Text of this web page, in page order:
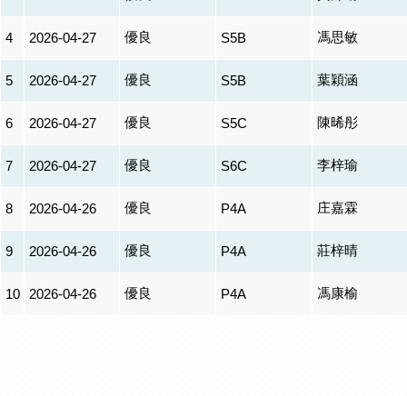
4 2026-04-27 優良 S5B 馮思敏
5 2026-04-27 優良 S5B 葉穎涵
6 2026-04-27 優良 S5C 陳晞彤
7 2026-04-27 優良 S6C 李梓瑜
8 2026-04-26 優良 P4A 庄嘉霖
9 2026-04-26 優良 P4A 莊梓晴
10 2026-04-26 優良 P4A 馮康榆